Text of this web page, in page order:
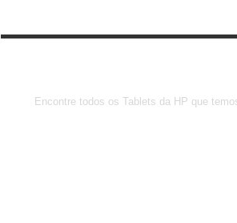
Encontre todos os Tablets da HP que